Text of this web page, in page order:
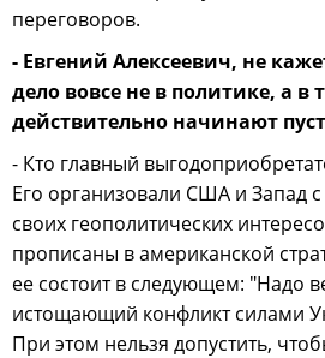
переговоров.
- Евгений Алексеевич, не
дело вовсе не в политике, а в
действительно начинают
- Кто главный
Его организовали США и Запад
своих геополитических
прописаны в американской
ее состоит в следующем: "Надо
истощающий конфликт силами
При этом нельзя допустить,